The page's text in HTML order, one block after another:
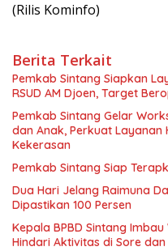
(Rilis Kominfo)
Berita Terkait
Pemkab Sintang Siapkan
RSUD AM Djoen, Target
Pemkab Sintang Gelar
dan Anak, Perkuat Layanan
Kekerasan
Pemkab Sintang Siap
Dua Hari Jelang Raimuna
Dipastikan 100 Persen
Kepala BPBD Sintang
Hindari Aktivitas di Sore